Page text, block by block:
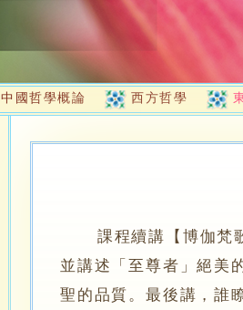
中國哲學概論 西方哲學
課程續講【博伽梵
並講述「至尊者」絕美
聖的品質。最後講，誰